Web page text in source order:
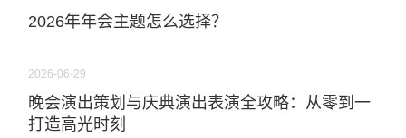
2026年年会主题怎么选择？
2026-06-29
晚会演出策划与庆典演出表演全攻略：从零到一
打造高光时刻